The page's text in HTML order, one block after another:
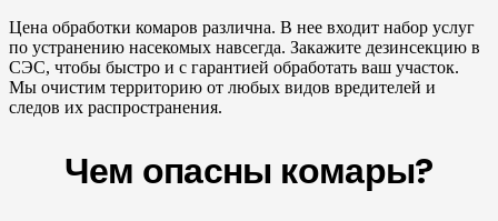
Цена обработки комаров различна. В нее входит набор услуг
по устранению насекомых навсегда. Закажите дезинсекцию в
СЭС, чтобы быстро и с гарантией обработать ваш участок.
Мы очистим территорию от любых видов вредителей и
следов их распространения.
Чем опасны комары?